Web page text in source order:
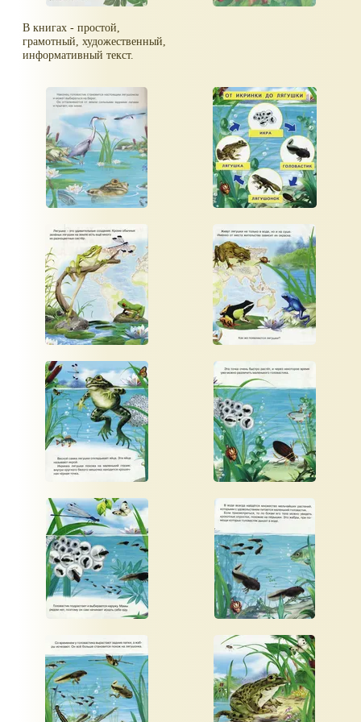
В книгах - простой,
грамотный, художественный,
информативный текст.